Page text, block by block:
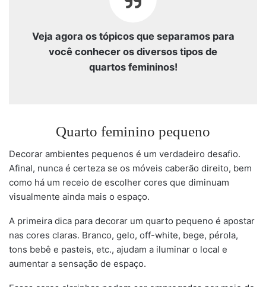
Veja agora os tópicos que separamos para
você conhecer os diversos tipos de
quartos femininos!
Quarto feminino pequeno
Decorar ambientes pequenos é um verdadeiro desafio.
Afinal, nunca é certeza se os móveis caberão direito, bem
como há um receio de escolher cores que diminuam
visualmente ainda mais o espaço.
A primeira dica para decorar um quarto pequeno é apostar
nas cores claras. Branco, gelo, off-white, bege, pérola,
tons bebê e pasteis, etc., ajudam a iluminar o local e
aumentar a sensação de espaço.